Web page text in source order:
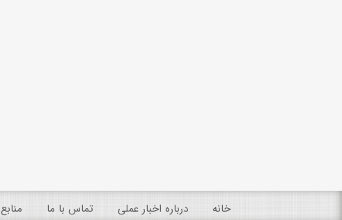
خانه درباره اخبار عملی تماس با ما منابع